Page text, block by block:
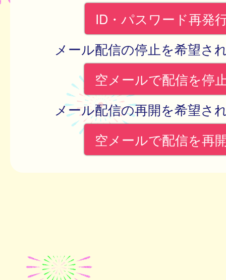
ID・パスワード再発
メール配信の停止を希望さ
空メールで配信を停
メール配信の再開を希望さ
空メールで配信を再